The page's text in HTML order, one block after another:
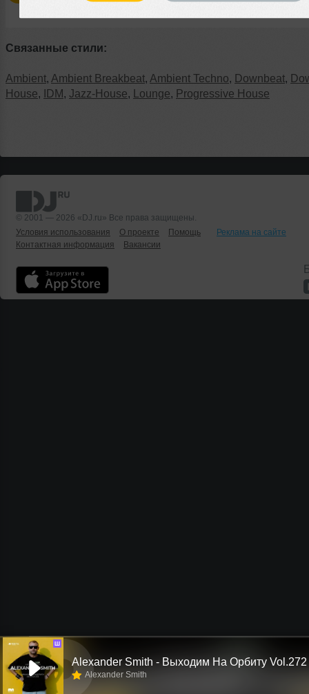
Связанные стили:
Ambient, Ambient Breakbeat, Ambient Techno, Downbeat,
House, IDM, Jazz-House, Lounge, Progressive House
© 2001 — 2026 «DJ.ru» Все права защищены.
Условия использования
О проекте Помощь
Реклама на сайте
Контактная информация
Вакансии
Ш
Alexander Smith - Выходим На Орбиту Vol.272
Alexander Smith